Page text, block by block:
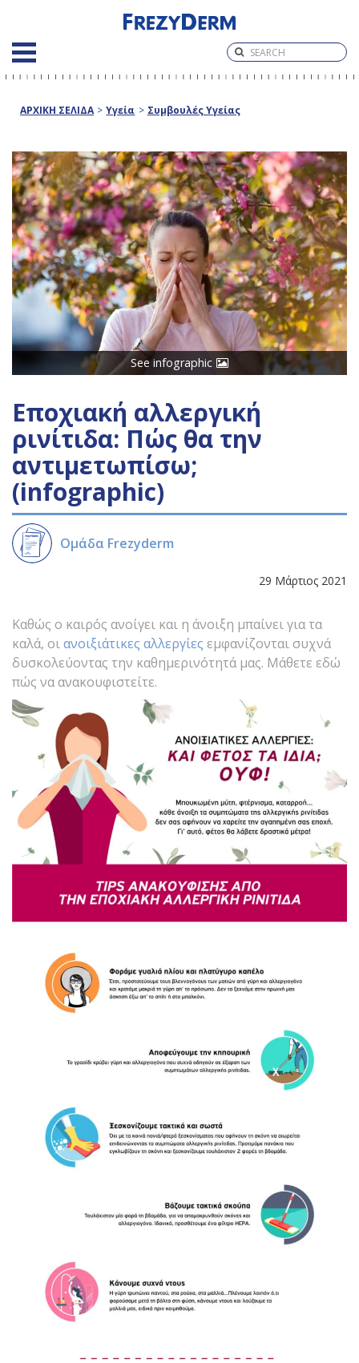
ΑΡΧΙΚΗ ΣΕΛΙΔΑ > Υγεία > Συμβουλές Υγείας
See infographic
Εποχιακή αλλεργική
ρινίτιδα: Πώς θα την
αντιμετωπίσω;
(infographic)
Ομάδα Frezyderm
29 Μάρτιος 2021
Καθώς ο καιρός ανοίγει και η άνοιξη μπαίνει για τα
καλά, οιανοιξιάτικες αλλεργίες εμφανίζονται συχνά
δυσκολεύοντας την καθημερινότητά μας. Μάθετε εδώ
πώς να ανακουφιστείτε.